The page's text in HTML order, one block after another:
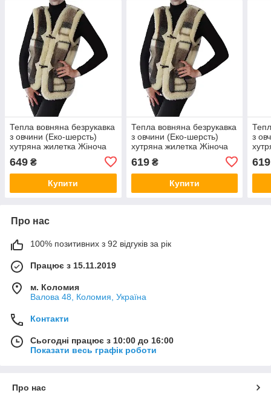
Тепла вовняна безрукавка
з овчини (Еко-шерсть)
хутряна жилетка Жіноча
649 ₴
Купити
Тепла вовняна безрукавка
з овчини (Еко-шерсть)
хутряна жилетка Жіноча
619₴
Купити
з
619
Про нас
100% позитивних з 92 відгуків за рік
Працює з 15.11.2019
м. Коломия
Валова 48, Коломия, Україна
Контакти
Сьогодні працює з 10:00 до 16:00
Показати весь графік роботи
Про нас